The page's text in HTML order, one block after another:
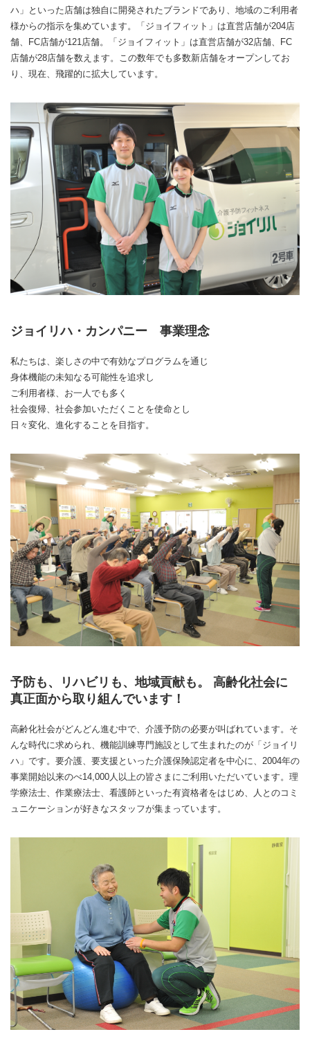
ハ」といった店舗は独自に開発されたブランドであり、地域のご利用者
様からの指示を集めています。「ジョイフィット」は直営店舗が204店
舗、FC店舗が121店舗。「ジョイフィット」は直営店舗が32店舗、FC
店舗が28店舗を数えます。この数年でも多数新店舗をオープンしてお
り、現在、飛躍的に拡大しています。
ジョイリハ・カンパニー 事業理念
私たちは、楽しさの中で有効なプログラムを通じ
身体機能の未知なる可能性を追求し
ご利用者様、お一人でも多く
社会復帰、社会参加いただくことを使命とし
日々変化、進化することを目指す。
予防も、リハビリも、地域貢献も。 高齢化社会に
真正面から取り組んでいます！
高齢化社会がどんどん進む中で、介護予防の必要が叫ばれています。そ
んな時代に求められ、機能訓練専門施設として生まれたのが「ジョイリ
ハ」です。要介護、要支援といった介護保険認定者を中心に、2004年の
事業開始以来のべ14,000人以上の皆さまにご利用いただいています。理
学療法士、作業療法士、看護師といった有資格者をはじめ、人とのコミ
ュニケーションが好きなスタッフが集まっています。